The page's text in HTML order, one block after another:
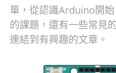
單，從認識Arduino開
的課題，還有一些常見
連結到有興趣的文章。